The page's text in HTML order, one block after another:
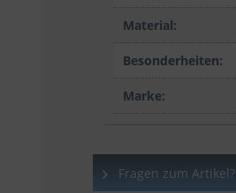
Material:
Besonderheiten:
Marke:
Fragen zum Artikel?